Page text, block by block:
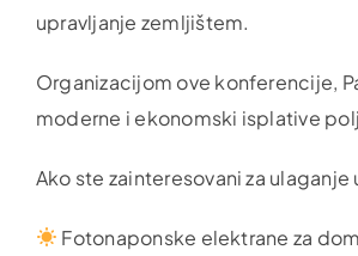
upravljanje zemljištem.
Organizacijom ove konferencije,
moderne i ekonomski isplative
Ako ste zainteresovani za
Fotonaponske elektrane za